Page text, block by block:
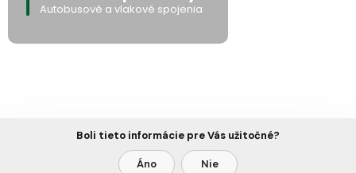
Autobusové a vlakové spojenia
Boli tieto informácie pre Vás užitočné?
Áno Nie